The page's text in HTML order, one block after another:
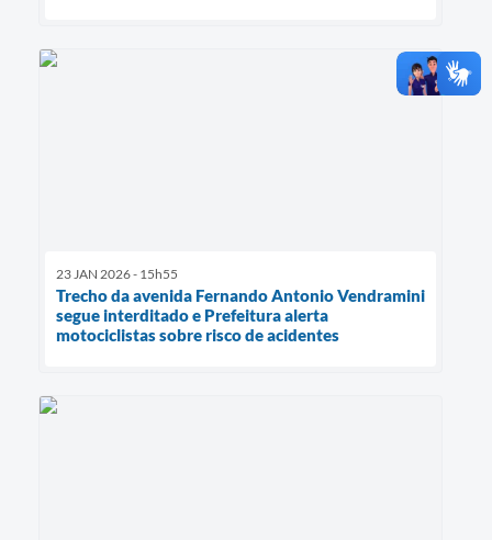
23 JAN 2026 - 15h55
Trecho da avenida Fernando Antonio Vendramini
segue interditado e Prefeitura alerta
motociclistas sobre risco de acidentes